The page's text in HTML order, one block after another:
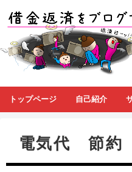
トップページ 自己紹介
電気代 節約